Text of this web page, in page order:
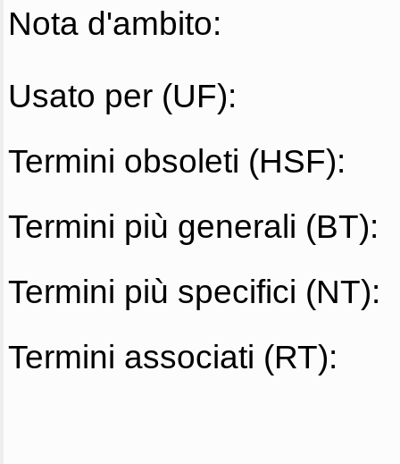
Nota d'ambito:
Usato per (UF):
Termini obsoleti (HSF):
Termini più generali (BT):
Termini più specifici (NT):
Termini associati (RT):